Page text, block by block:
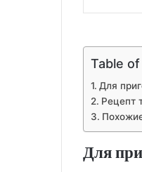
Table
Для
Рецепт
Для